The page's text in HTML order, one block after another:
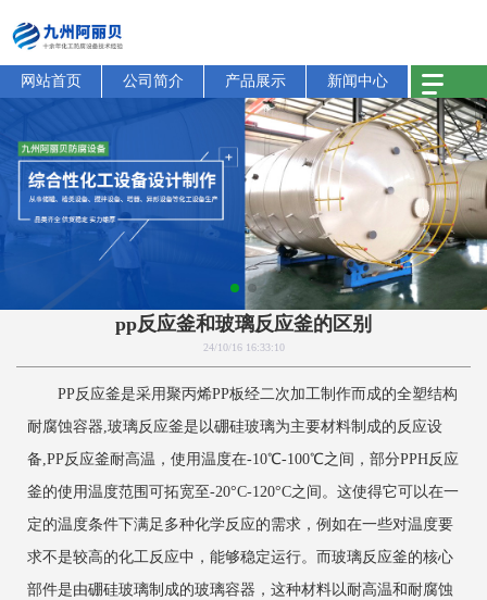
网站首页 公司简介 产品展示 新闻中心
pp反应釜和玻璃反应釜的区别
24/10/16 16:33:10
PP反应釜是采用聚丙烯PP板经二次加工制作而成的全塑结构
耐腐蚀容器,玻璃反应釜是以硼硅玻璃为主要材料制成的反应设
备,PP反应釜耐高温，使用温度在-10℃-100℃之间，部分PPH反应
釜的使用温度范围可拓宽至-20°C-120°C之间。这使得它可以在一
定的温度条件下满足多种化学反应的需求，例如在一些对温度要
求不是较高的化工反应中，能够稳定运行。而玻璃反应釜的核心
部件是由硼硅玻璃制成的玻璃容器，这种材料以耐高温和耐腐蚀